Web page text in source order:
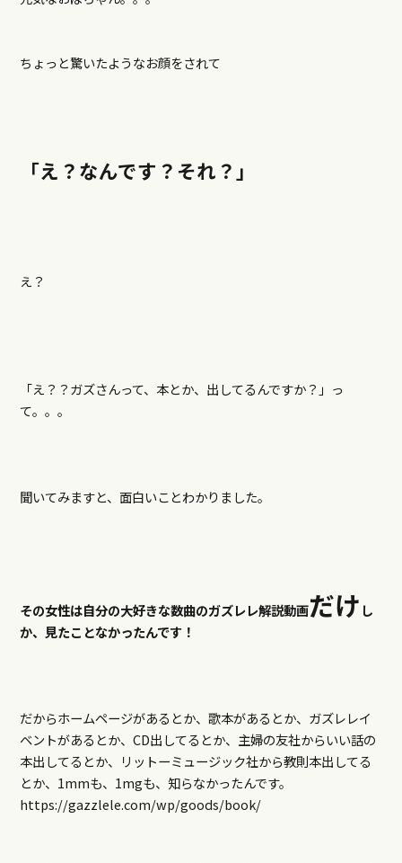
ちょっと驚いたようなお顔をされて
「え？なんです？それ？」
え？
「え？？ガズさんって、本とか、出してるんですか？」っ
て。。。
聞いてみますと、面白いことわかりました。
その女性は自分の大好きな数曲のガズレレ解説動画だけ し
か、見たことなかったんです！
だからホームページがあるとか、歌本があるとか、ガズレレイ
ベントがあるとか、CD出してるとか、主婦の友社からいい話の
本出してるとか、リットーミュージック社から教則本出してる
とか、1mmも、1mgも、知らなかったんです。
https://gazzlele.com/wp/goods/book/